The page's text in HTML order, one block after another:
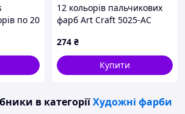
по 20
12 кольорів пальчикових
фарб Art Craft 5025-AC
274 ₴
Купити
в категоріїХудожні фарби